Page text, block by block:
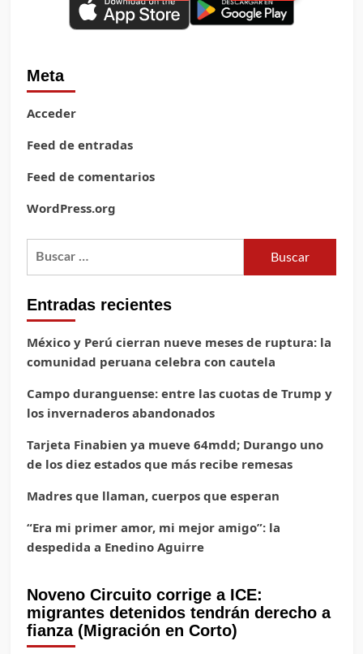
Meta
Acceder
Feed de entradas
Feed de comentarios
WordPress.org
Buscar:
Entradas recientes
México y Perú cierran nueve meses de ruptura: la
comunidad peruana celebra con cautela
Campo duranguense: entre las cuotas de Trump y
los invernaderos abandonados
Tarjeta Finabien ya mueve 64mdd; Durango uno
de los diez estados que más recibe remesas
Madres que llaman, cuerpos que esperan
“Era mi primer amor, mi mejor amigo”: la
despedida a Enedino Aguirre
Noveno Circuito corrige a ICE:
migrantes detenidos tendrán derecho a
fianza (Migración en Corto)